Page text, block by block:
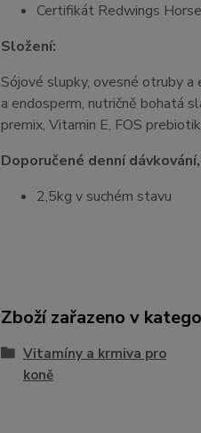
Certifikát Redwings
Složení:
Sójové slupky, ovesné otruby a
a endosperm, nutričně bohatá
premix, Vitamin E, FOS
Doporučené denní
2,5kg v suchém stavu
Zboží zařazeno v
Vitamíny a krmiva pro
koně